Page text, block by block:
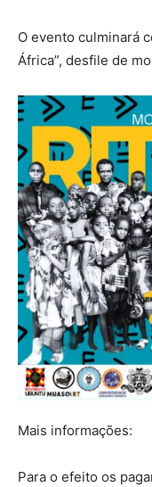
O evento culminará
África”, desfile de
Mais informações:
Para o efeito os